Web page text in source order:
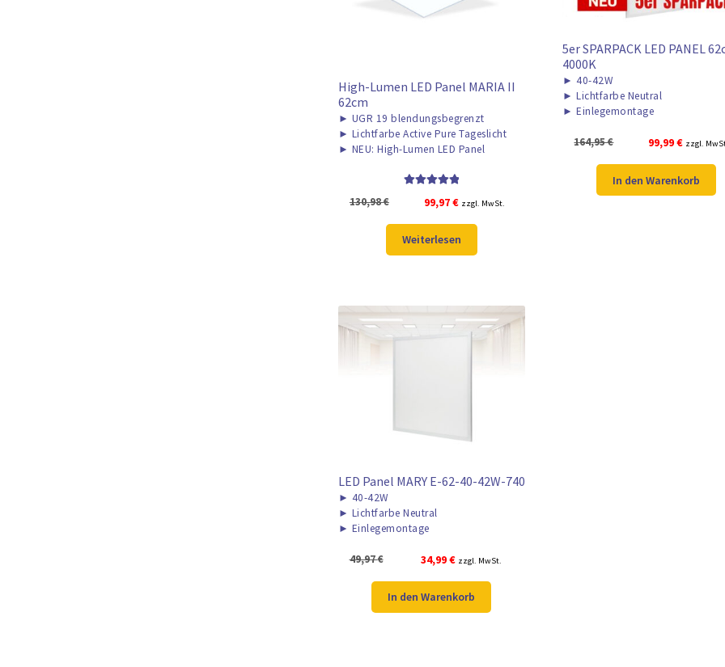
High-Lumen LED Panel MARIA II
62cm
► UGR 19 blendungsbegrenzt
► Lichtfarbe Active Pure Tageslicht
► NEU: High-Lumen LED Panel
5.00von 5
130,98€
Ursprünglicher
war:
130,98 €
99,97€Aktueller
ist:
99,97 €.
zzgl. MwSt.
Weiterlesen
5er SPARPACK LED PANEL
4000K
► 40-42W
► Lichtfarbe Neutral
► Einlegemontage
164,95€
Ursprünglicher
war:
164,95 €
99,99€
ist:
99,99 €.
zzgl.
In den Warenkorb
LED Panel MARY E-62-40-42W-740
► 40-42W
► Lichtfarbe Neutral
► Einlegemontage
49,97€
Ursprünglicher
war:
49,97 €
34,99€Aktueller
ist:
34,99 €.
zzgl. MwSt.
In den Warenkorb